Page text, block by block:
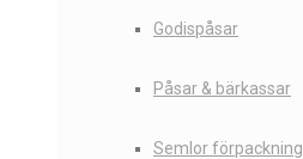
Godispåsar
Påsar & bärkassar
Semlor förpackning